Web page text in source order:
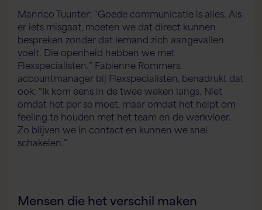
Manrico Tuunter: “Goede communicatie is alles. Als
er iets misgaat, moeten we dat direct kunnen
bespreken zonder dat iemand zich aangevallen
voelt. Die openheid hebben we met
Flexspecialisten.” Fabienne Rommers,
accountmanager bij Flexspecialisten, benadrukt dat
ook: “Ik kom eens in de twee weken langs. Niet
omdat het per se moet, maar omdat het helpt om
feeling te houden met het team en de werkvloer.
Zo blijven we in contact en kunnen we snel
schakelen.”
Mensen die het verschil maken